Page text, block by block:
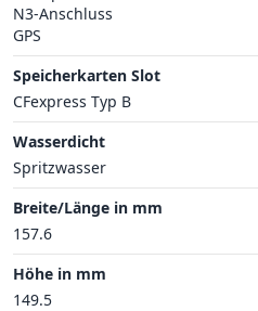
N3-Anschluss
GPS
Speicherkarten Slot
CFexpress Typ B
Wasserdicht
Spritzwasser
Breite/Länge in mm
157.6
Höhe in mm
149.5